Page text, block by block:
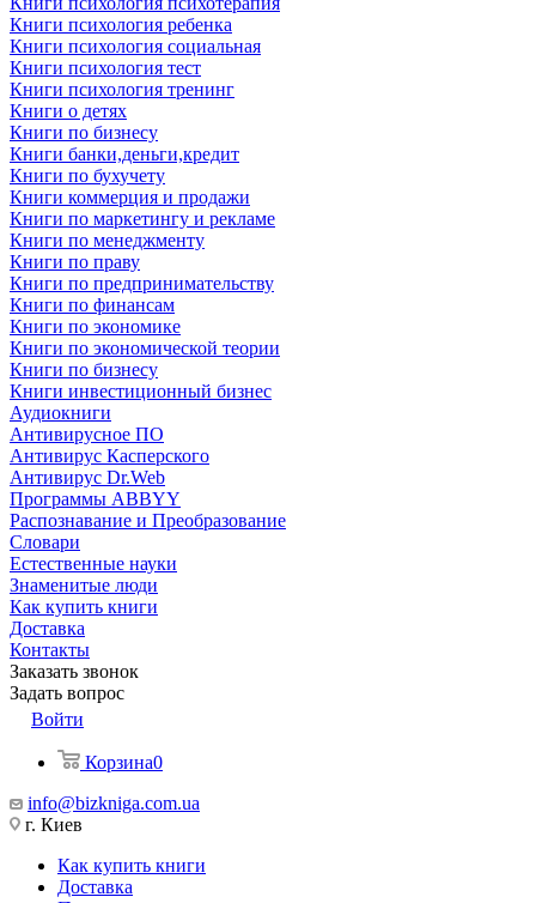
Книги психология ребенка
Книги психология социальная
Книги психология тест
Книги психология тренинг
Книги о детях
Книги по бизнесу
Книги банки,деньги,кредит
Книги по бухучету
Книги коммерция и продажи
Книги по маркетингу и рекламе
Книги по менеджменту
Книги по праву
Книги по предпринимательству
Книги по финансам
Книги по экономике
Книги по экономической теории
Книги по бизнесу
Книги инвестиционный бизнес
Аудиокниги
Антивирусное ПО
Антивирус Касперского
Антивирус Dr.Web
Программы ABBYY
Распознавание и Преобразование
Словари
Естественные науки
Знаменитые люди
Как купить книги
Доставка
Контакты
Заказать звонок
Задать вопрос
Войти
Корзина0
info@bizkniga.com.ua
г. Киев
Как купить книги
Доставка